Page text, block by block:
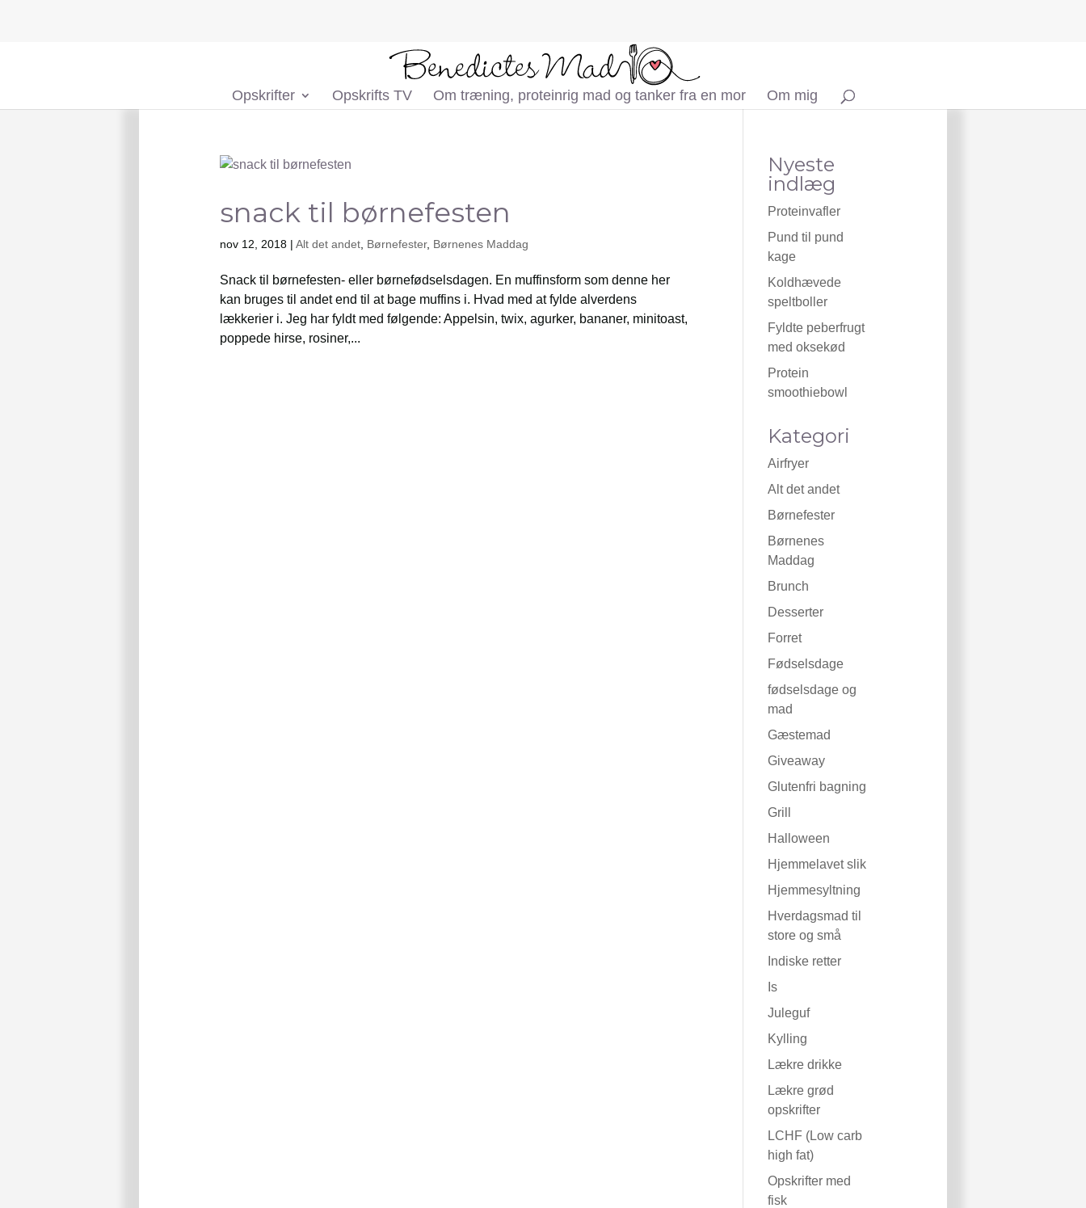
Opskrifter Opskrifts TV Om træning, proteinrig mad og tanker fra en mor Om mig
snack til børnefesten
nov 12, 2018 | Alt det andet Børnefester, Børnenes Maddag
Snack til børnefesten- eller børnefødselsdagen. En muffinsform som denne her
kan bruges til andet end til at bage muffins i. Hvad med at fylde alverdens
lækkerier i. Jeg har fyldt med følgende: Appelsin, twix, agurker, bananer, minitoast,
poppede hirse, rosiner,...
Nyeste
indlæg
Proteinvafler
Pund til pund
kage
Koldhævede
speltboller
Fyldte peberfrugt
med oksekød
Protein
smoothiebowl
Kategori
Airfryer
Alt det andet
Børnefester
Børnenes
Maddag
Brunch
Desserter
Forret
Fødselsdage
fødselsdage og
mad
Gæstemad
Giveaway
Glutenfri bagning
Grill
Halloween
Hjemmelavet slik
Hjemmesyltning
Hverdagsmad til
store og små
Indiske retter
Is
Juleguf
Kylling
Lækre drikke
Lækre grød
opskrifter
LCHF (Low carb
high fat)
Opskrifter med
fisk